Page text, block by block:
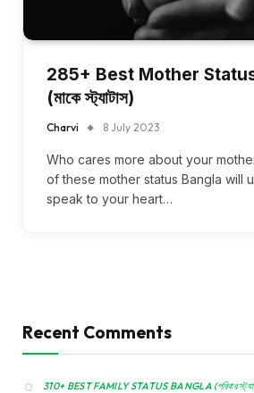
285+ Best Mother
(মাকে স্ট্যাটাস)
Charvi 8 July 2023
Who cares more about your
of these mother status Bangla will
speak to your heart…
Recent Comments
310+ BEST FAMILY STATUS BANGLA (পরিবার